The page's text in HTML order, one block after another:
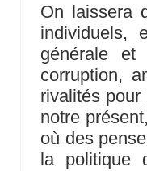
On laissera
individuels,
générale
corruption,
rivalités
notre
où des
la politique